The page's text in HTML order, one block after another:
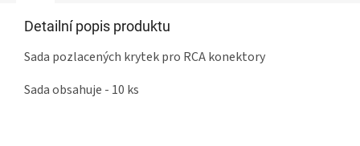
Detailní popis produktu
Sada pozlacených krytek pro RCA konektory
Sada obsahuje - 10 ks